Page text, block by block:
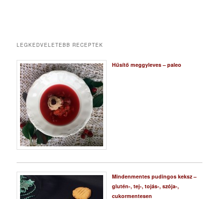
LEGKEDVELETEBB RECEPTEK
Hűsítő meggyleves – paleo
Mindenmentes pudingos keksz –
glutén-, tej-, tojás-, szója-,
cukormentesen